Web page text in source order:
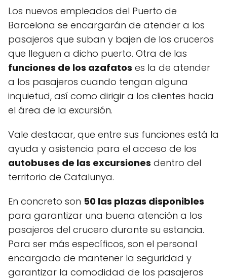
Los nuevos empleados del Puerto de
Barcelona se encargarán de atender a los
pasajeros que suban y bajen de los cruceros
que lleguen a dicho puerto. Otra de las
funciones de los azafatos es la de atender
a los pasajeros cuando tengan alguna
inquietud, así como dirigir a los clientes hacia
el área de la excursión.
Vale destacar, que entre sus funciones está la
ayuda y asistencia para el acceso de los
autobuses de las excursiones dentro del
territorio de Catalunya.
En concreto son 50 las plazas disponibles
para garantizar una buena atención a los
pasajeros del crucero durante su estancia.
Para ser más específicos, son el personal
encargado de mantener la seguridad y
garantizar la comodidad de los pasajeros